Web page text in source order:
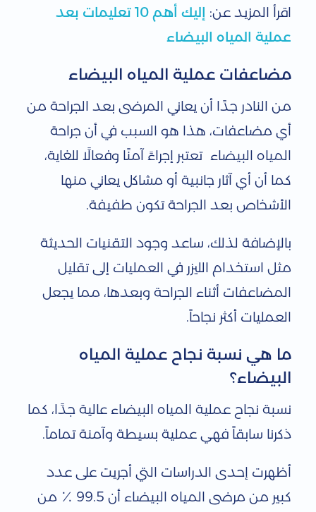
اقرأ المزيد عن:
إليك أهم 10 تعليمات بعد
عملية المياه البيضاء
مضاعفات عملية المياه البيضاء
من النادر جدًا أن يعاني المرضى بعد الجراحة من
أي مضاعفات، هذا هو السبب في أن جراحة
المياه البيضاء تعتبر إجراءً آمنًا وفعالًا للغاية،
كما أن أي آثار جانبية أو مشاكل يعاني منها
الأشخاص بعد الجراحة تكون طفيفة.
بالإضافة لذلك، ساعد وجود التقنيات الحديثة
مثل استخدام الليزر في العمليات إلى تقليل
المضاعفات أثناء الجراحة وبعدها، مما يجعل
العمليات أكثر نجاحاً.
ما هي نسبة نجاح عملية المياه
البيضاء؟
نسبة نجاح عملية المياه البيضاء عالية جدًا، كما
ذكرنا سابقاً فهي عملية بسيطة وآمنة تماماً.
أظهرت إحدى الدراسات التي أجريت على عدد
كبير من مرضى المياه البيضاء أن 99.5 ٪ من